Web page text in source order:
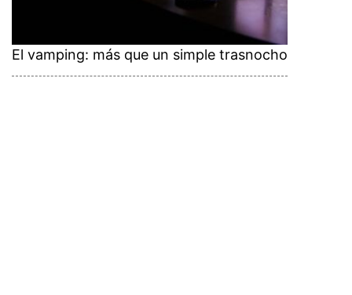
El vamping: más que un simple trasnocho